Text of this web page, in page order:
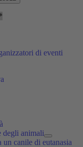
di eventi
degli animali
un canile di eutanasia